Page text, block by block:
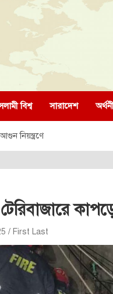
বিশ্ব সারাদেশ
নিয়ন্ত্রণে
টেরিবাজারে
First Last